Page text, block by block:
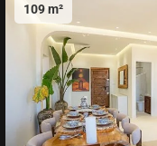
109 m²